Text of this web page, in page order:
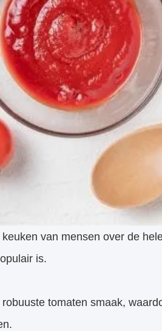
van mensen over de
is.
tomaten smaak,